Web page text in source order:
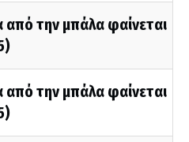
από την μπάλα φαίνεται
από την μπάλα φαίνεται